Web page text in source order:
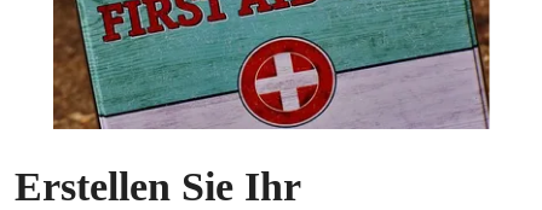
Erstellen Sie Ihr